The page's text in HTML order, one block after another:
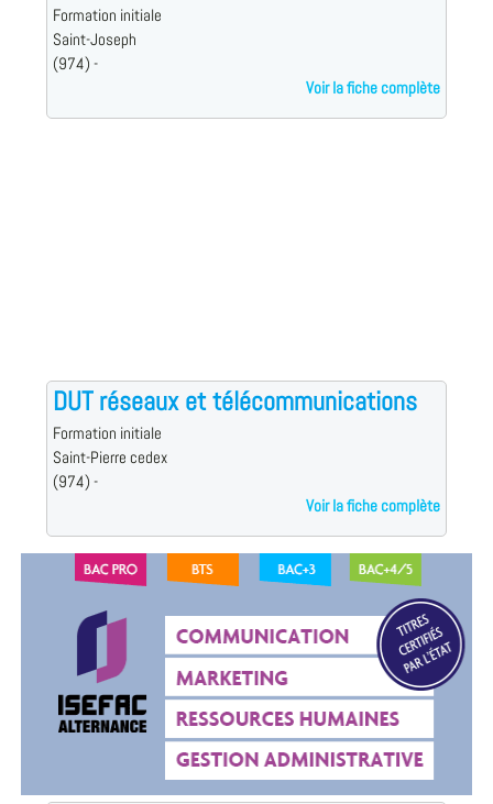
Formation initiale
Saint-Joseph
(974) -
Voir la fiche complète
DUT réseaux et télécommunications
Formation initiale
Saint-Pierre cedex
(974) -
Voir la fiche complète